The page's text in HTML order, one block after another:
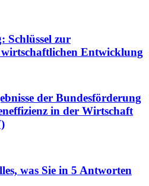
Schlüssel zur
Entwicklung
der Bundesförderung
in der Wirtschaft
was Sie in 5 Antworten